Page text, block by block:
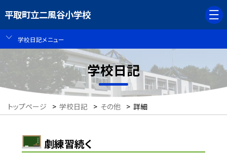
平取町立二風谷小学校
学校日記メニュー
学校日記
トップページ > 学校日記 > その他 > 詳細
劇練習続く